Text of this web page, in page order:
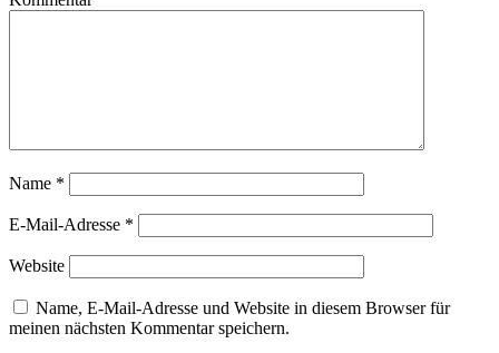
Name *
E-Mail-Adresse *
Website
Name, E-Mail-Adresse und Website in diesem Browser für
meinen nächsten Kommentar speichern.